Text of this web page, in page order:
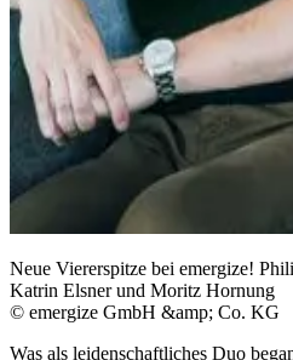
Neue Viererspitze bei emergize!
Katrin Elsner und Moritz Hornung
© emergize GmbH &amp; Co. KG
Was als leidenschaftliches Duo